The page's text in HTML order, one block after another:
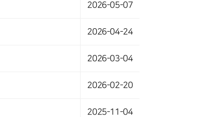
2026-05-07
2026-04-24
2026-03-04
2026-02-20
2025-11-04